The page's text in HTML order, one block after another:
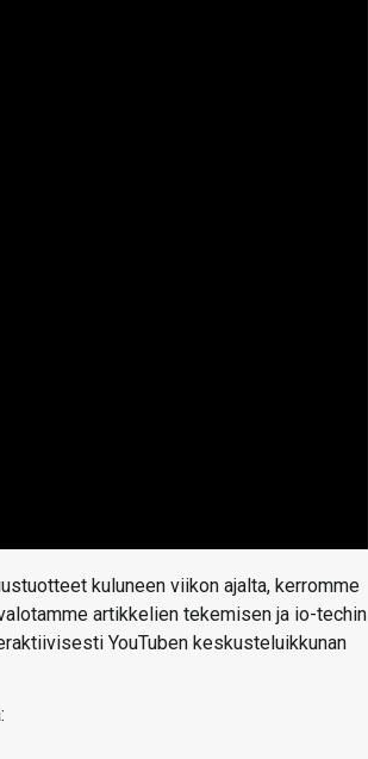
kuluneen viikon ajalta, kerromme
artikkelien tekemisen ja io-techin
YouTuben keskusteluikkunan